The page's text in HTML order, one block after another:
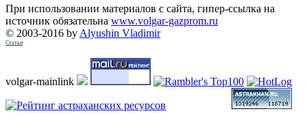
При использовании материалов с сайта, гипер-ссылка на
источник обязательна www.volgar-gazprom.ru
© 2003-2016 by Alyushin Vladimir
Статьи
volgar-mainlink